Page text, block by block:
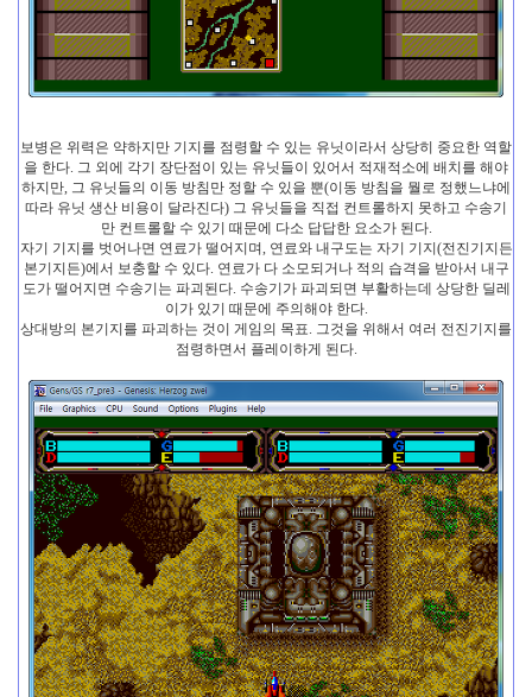
보병은 위력은 약하지만 기지를 점령할 수 있는 유닛이라서 상당히 중요한 역할
을 한다. 그 외에 각기 장단점이 있는 유닛들이 있어서 적재적소에 배치를 해야
하지만, 그 유닛들의 이동 방침만 정할 수 있을 뿐(이동 방침을 뭘로 정했느냐에
따라 유닛 생산 비용이 달라진다) 그 유닛들을 직접 컨트롤하지 못하고 수송기
만 컨트롤할 수 있기 때문에 다소 답답한 요소가 된다.
자기 기지를 벗어나면 연료가 떨어지며, 연료와 내구도는 자기 기지(전진기지든
본기지든)에서 보충할 수 있다. 연료가 다 소모되거나 적의 습격을 받아서 내구
도가 떨어지면 수송기는 파괴된다. 수송기가 파괴되면 부활하는데 상당한 딜레
이가 있기 때문에 주의해야 한다.
상대방의 본기지를 파괴하는 것이 게임의 목표. 그것을 위해서 여러 전진기지를
점령하면서 플레이하게 된다.